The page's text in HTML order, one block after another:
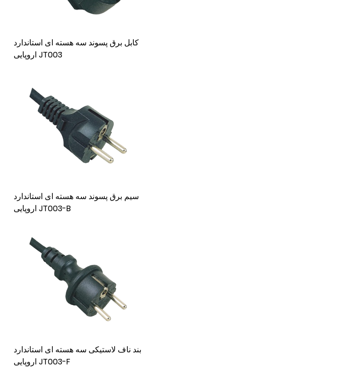
کابل برق پسوند سه هسته ای استاندارد
اروپایی JT003
سیم برق پسوند سه هسته ای استاندارد
اروپایی JT003-B
بند ناف لاستیکی سه هسته ای استاندارد
اروپایی JT003-F